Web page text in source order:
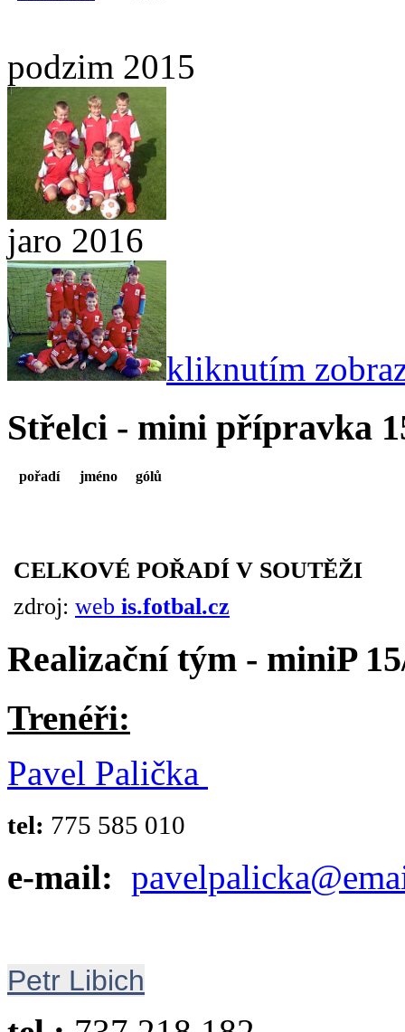
podzim 2015
jaro 2016
kliknutím
Střelci - mini přípravka
pořadí jméno gólů
CELKOVÉ POŘADÍ V SOUTĚŽI
zdroj: web is.fotbal.cz
Realizační tým - miniP
Trenéři:
Pavel Palička
tel: 775 585 010
e-mail:
Petr Libich